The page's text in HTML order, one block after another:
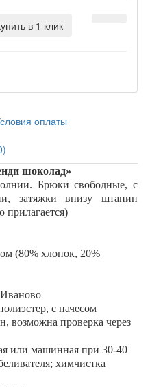
в 1 клик
оплаты
шоколад»
Брюки свободные, с
затяжки внизу штанин
прилагается)
(80% хлопок, 20%
с начесом
возможна проверка через
или машинная при 30-40
химчистка